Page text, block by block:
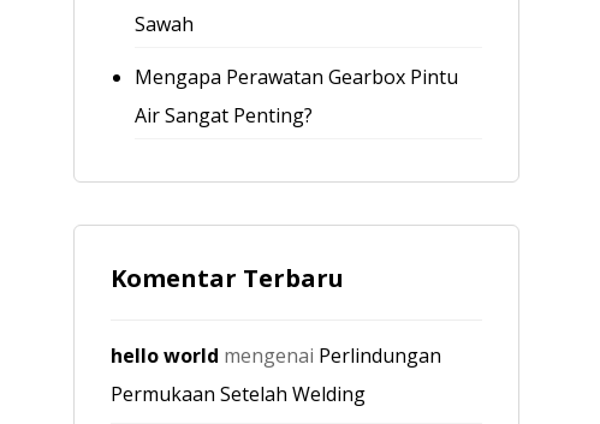
Sawah
Mengapa Perawatan Gearbox Pintu
Air Sangat Penting?
Komentar Terbaru
hello world mengenai Perlindungan
Permukaan Setelah Welding